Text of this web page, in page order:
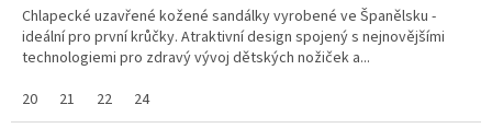
Chlapecké uzavřené kožené sandálky vyrobené ve Španělsku -
ideální pro první krůčky. Atraktivní design spojený s nejnovějšími
technologiemi pro zdravý vývoj dětských nožiček a...
20
21 22 24